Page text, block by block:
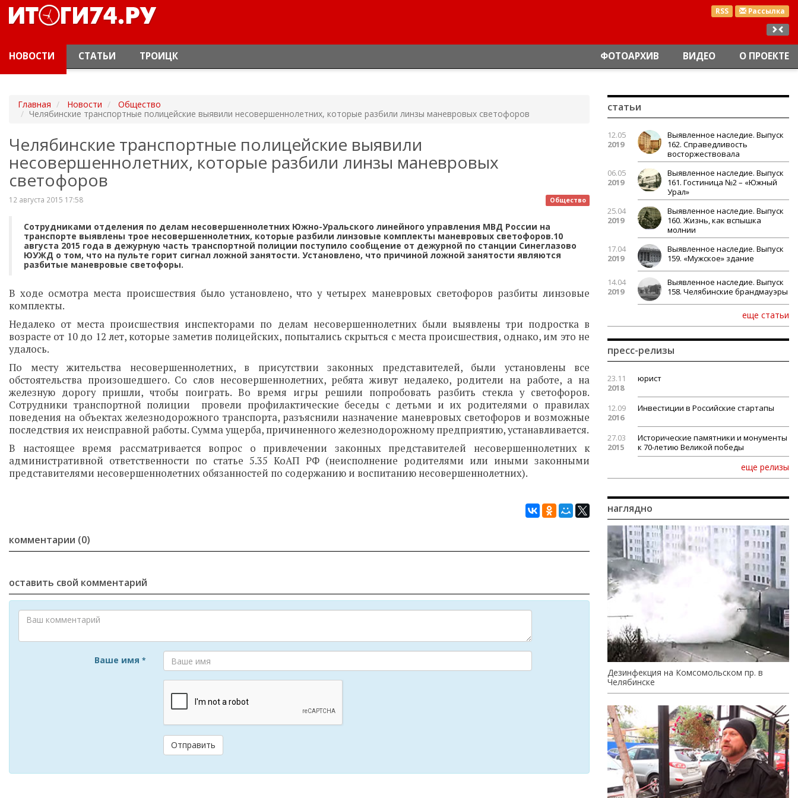
RSS Рассылка
НОВОСТИ СТАТЬИ ТРОИЦК ФОТОАРХИВ ВИДЕО О ПРОЕКТЕ
Главная Новости
Общество
Челябинские транспортные полицейские выявили несовершеннолетних, которые разбили линзы маневровых светофоров
Челябинские транспортные полицейские выявили
несовершеннолетних, которые разбили линзы маневровых
светофоров
Общество
12 августа 2015 17:58
Сотрудниками отделения по делам несовершеннолетних Южно-Уральского линейного управления МВД России на
транспорте выявлены трое несовершеннолетних, которые разбили линзовые комплекты маневровых светофоров.10
августа 2015 года в дежурную часть транспортной полиции поступило сообщение от дежурной по станции Синеглазово
ЮУЖД о том, что на пульте горит сигнал ложной занятости. Установлено, что причиной ложной занятости являются
разбитые маневровые светофоры.
В ходе осмотра места происшествия было установлено, что у четырех маневровых светофоров разбиты линзовые
комплекты.
Недалеко от места происшествия инспекторами по делам несовершеннолетних были выявлены три подростка в
возрасте от 10 до 12 лет, которые заметив полицейских, попытались скрыться с места происшествия, однако, им это не
удалось.
По месту жительства несовершеннолетних, в присутствии законных представителей, были установлены все
обстоятельства произошедшего. Со слов несовершеннолетних, ребята живут недалеко, родители на работе, а на
железную дорогу пришли, чтобы поиграть. Во время игры решили попробовать разбить стекла у светофоров.
Сотрудники транспортной полиции провели профилактические беседы с детьми и их родителями о правилах
поведения на объектах железнодорожного транспорта, разъяснили назначение маневровых светофоров и возможные
последствия их неисправной работы. Сумма ущерба, причиненного железнодорожному предприятию, устанавливается.
В настоящее время рассматривается вопрос о привлечении законных представителей несовершеннолетних к
административной ответственности по статье 5.35 КоАП РФ (неисполнение родителями или иными законными
представителями несовершеннолетних обязанностей по содержанию и воспитанию несовершеннолетних).
комментарии (0)
оставить свой комментарий
Ваше имя *
Отправить
статьи
12.05
2019
Выявленное наследие. Выпуск
162. Справедливость
восторжествовала
06.05
2019
Выявленное наследие. Выпуск
161. Гостиница №2 – «Южный
Урал»
25.04
2019
Выявленное наследие. Выпуск
160. Жизнь, как вспышка
молнии
17.04
2019
Выявленное наследие. Выпуск
159. «Мужское» здание
14.04
2019
Выявленное наследие. Выпуск
158. Челябинские брандмауэры
еще статьи
пресс-релизы
23.11
2018
юрист
12.09
2016
Инвестиции в Российские стартапы
27.03
2015
Исторические памятники и монументы
к 70-летию Великой победы
еще релизы
наглядно
Дезинфекция на Комсомольском пр. в
Челябинске